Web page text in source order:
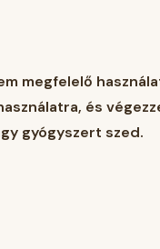
megfelelő
és
gyógyszert szed.